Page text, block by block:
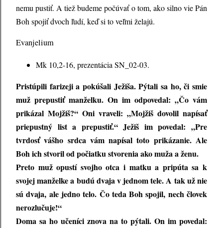
nemu pustiť. A tiež budeme počúvať o tom, ako silno vie Pán
Boh spojiť dvoch ľudí, keď si to veľmi želajú.
Evanjelium
Mk 10,2-16, prezentácia SN_02-03.
Pristúpili farizeji a pokúšali Ježiša. Pýtali sa ho, či smie
muž prepustiť manželku. On im odpovedal: „Čo vám
prikázal Mojžiš?“ Oni vraveli: „Mojžiš dovolil napísať
priepustný list a prepustiť.“ Ježiš im povedal: „Pre
tvrdosť vášho srdca vám napísal toto prikázanie. Ale
Boh ich stvoril od počiatku stvorenia ako muža a ženu.
Preto muž opustí svojho otca i matku a pripúta sa k
svojej manželke a budú dvaja v jednom tele. A tak už nie
sú dvaja, ale jedno telo. Čo teda Boh spojil, nech človek
nerozlučuje!“
Doma sa ho učeníci znova na to pýtali. On im povedal: